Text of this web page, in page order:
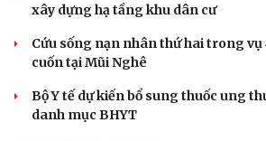
xây dựng hạ tầng khu dân cư
Cứu sống nạn nhân thứ hai trong
cuốn tại Mũi Nghê
Bộ Y tế dự kiến bổ sung thuốc ung
danh mục BHYT